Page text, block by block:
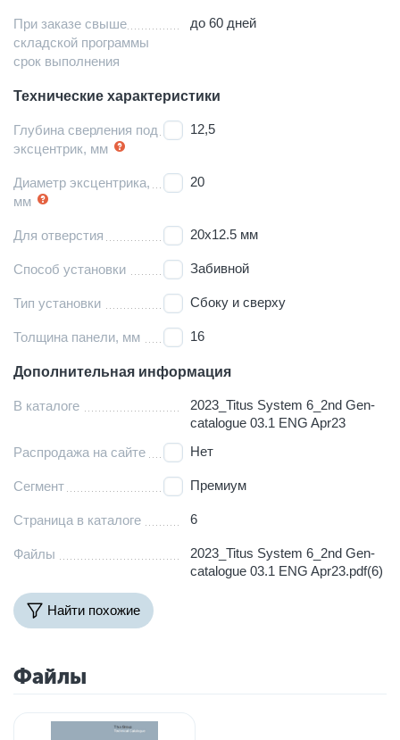
При заказе свыше
складской программы
срок выполнения
до 60 дней
Технические характеристики
Глубина сверления под
эксцентрик, мм
12,5
Диаметр эксцентрика,
мм
20
Для отверстия 20х12.5 мм
Способ установки Забивной
Тип установки Сбоку и сверху
Толщина панели, мм 16
Дополнительная информация
В каталоге
2023_Titus System 6_2nd Gen-
catalogue 03.1 ENG Apr23
Распродажа на сайте
Нет
Сегмент Премиум
Страница в каталоге 6
Файлы
2023_Titus System 6_2nd Gen-
catalogue 03.1 ENG Apr23.pdf(6)
Найти похожие
Файлы